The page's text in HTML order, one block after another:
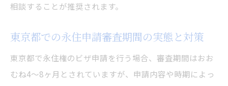
相談することが推奨されます。
東京都での永住申請審査期間の実態と対策
東京都で永住権のビザ申請を行う場合、審査期間はおお
むね4〜8ヶ月とされていますが、申請内容や時期によっ